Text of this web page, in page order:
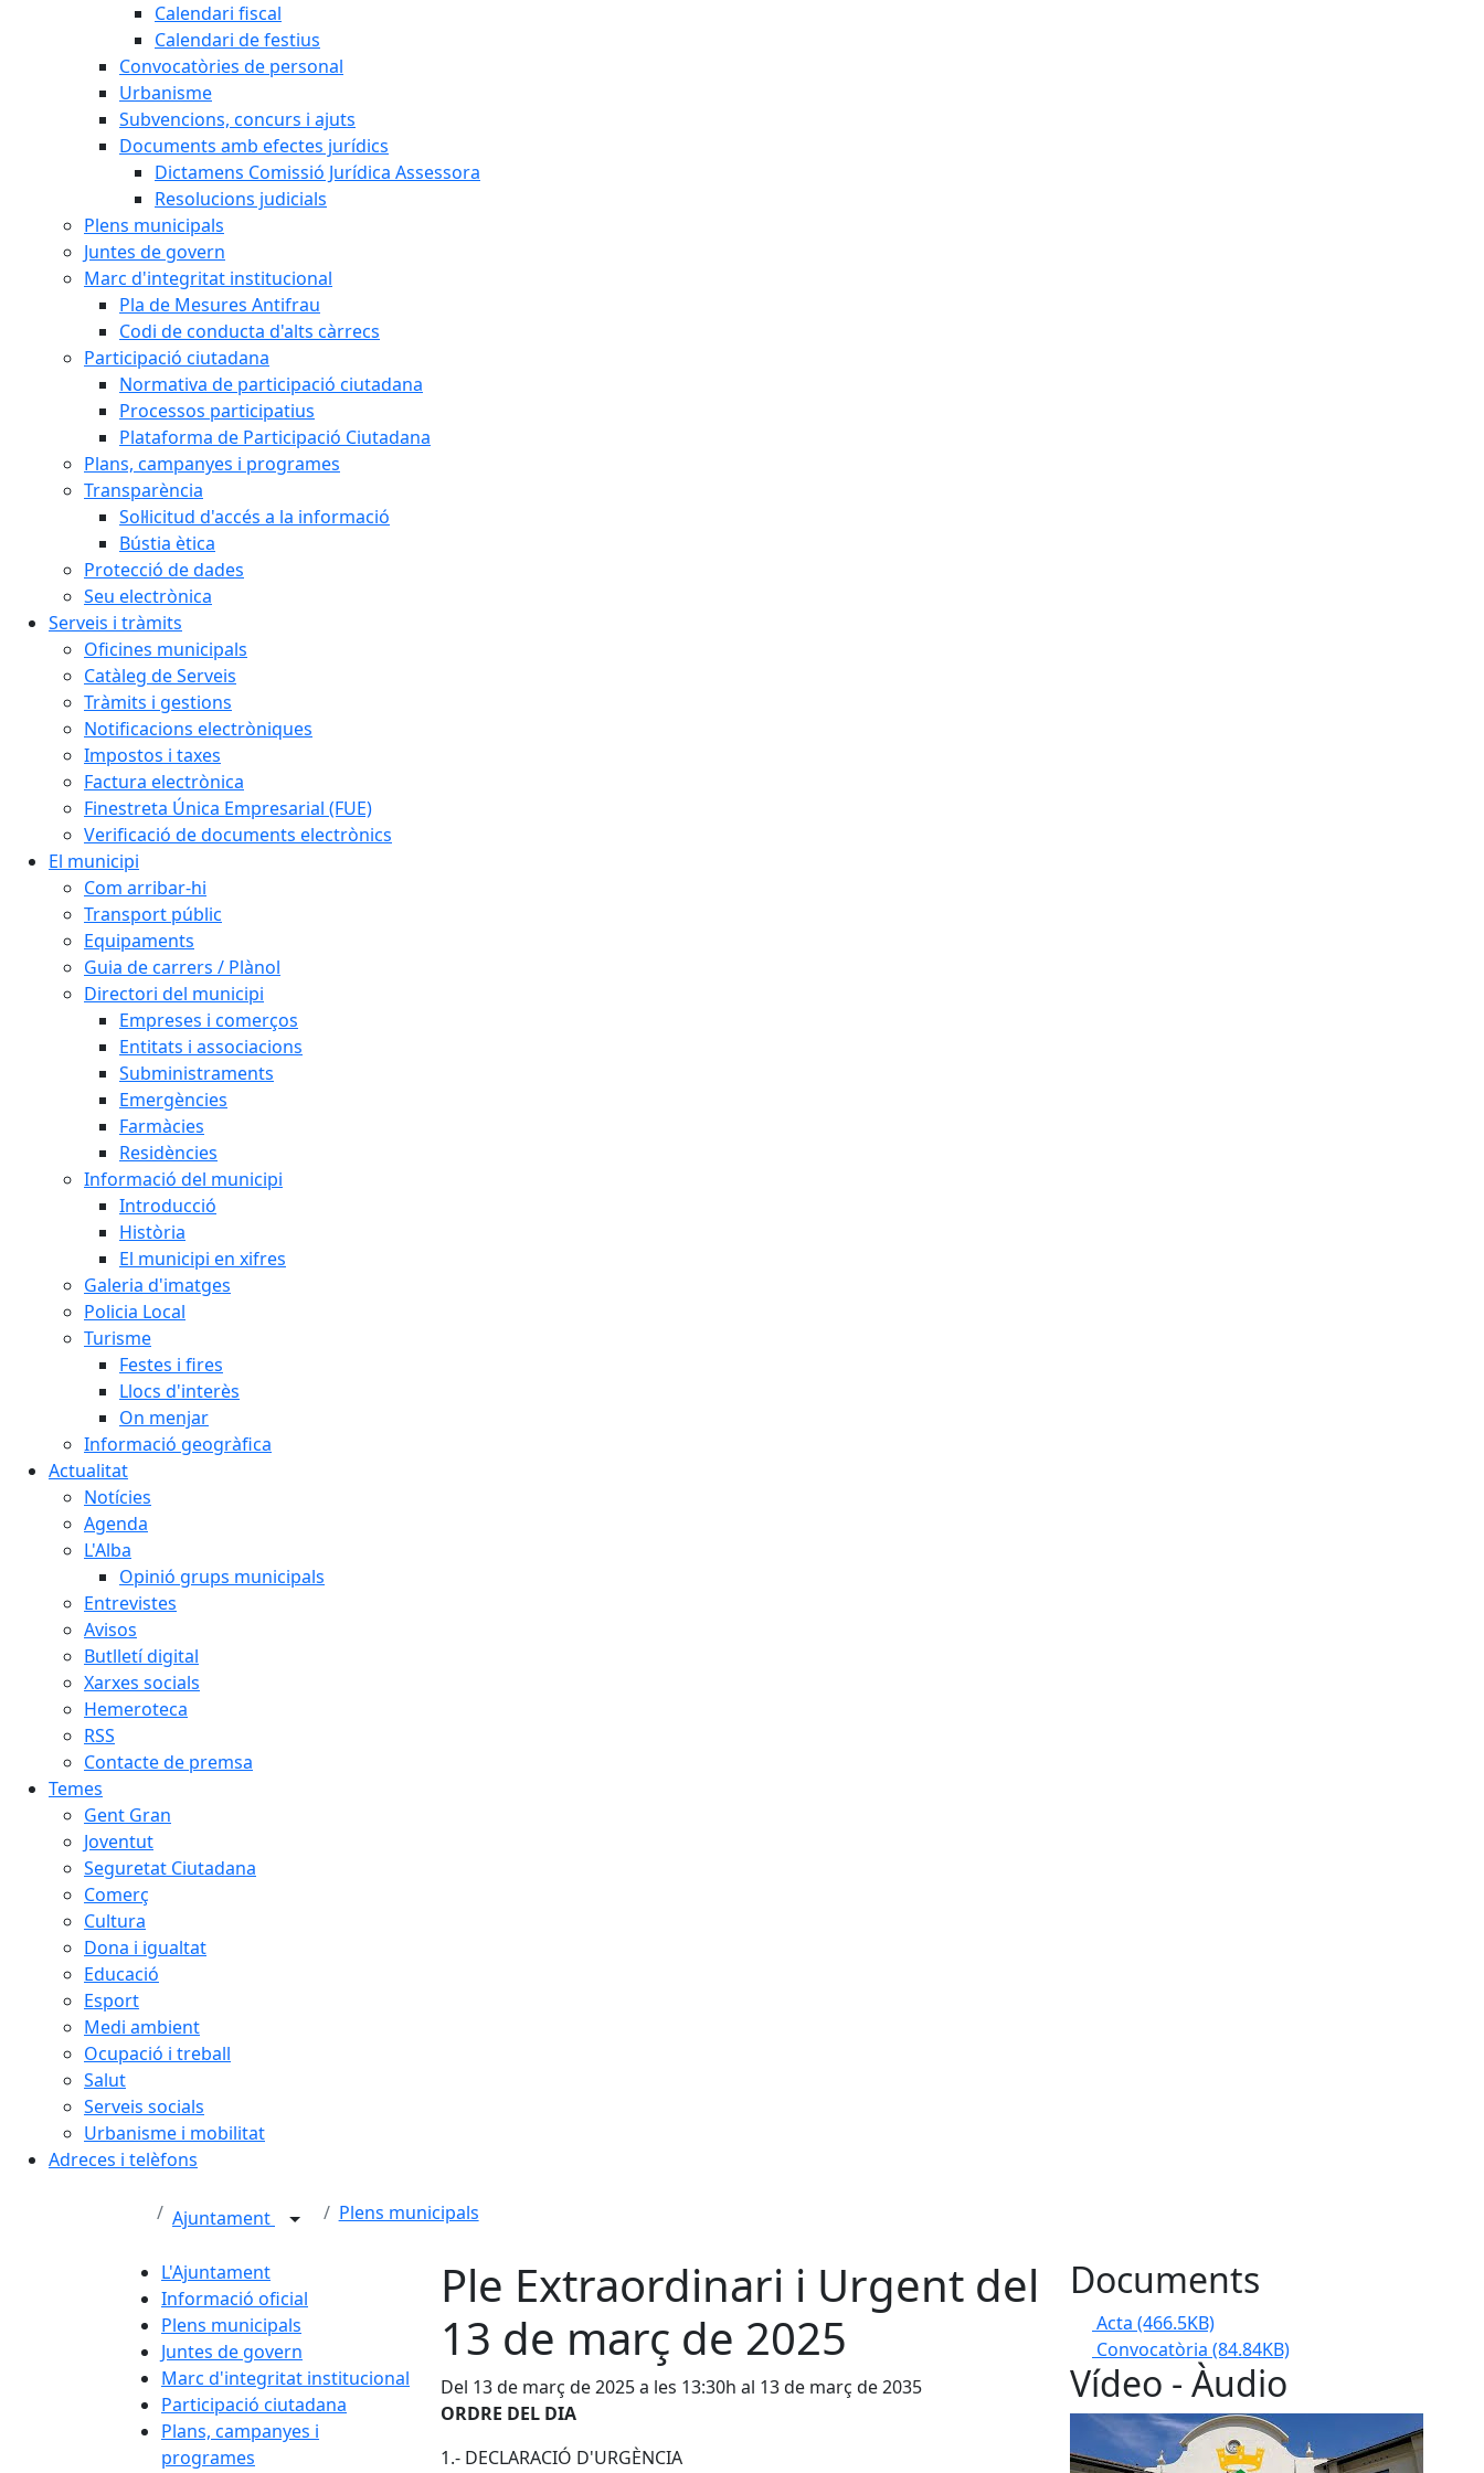
Calendari fiscal
Calendari de festius
Convocatòries de personal
Urbanisme
Subvencions, concurs i ajuts
Documents amb efectes jurídics
Dictamens Comissió Jurídica Assessora
Resolucions judicials
Plens municipals
Juntes de govern
Marc d'integritat institucional
Pla de Mesures Antifrau
Codi de conducta d'alts càrrecs
Participació ciutadana
Normativa de participació ciutadana
Processos participatius
Plataforma de Participació Ciutadana
Plans, campanyes i programes
Transparència
Sol·licitud d'accés a la informació
Bústia ètica
Protecció de dades
Seu electrònica
Serveis i tràmits
Oficines municipals
Catàleg de Serveis
Tràmits i gestions
Notificacions electròniques
Impostos i taxes
Factura electrònica
Finestreta Única Empresarial (FUE)
Verificació de documents electrònics
El municipi
Com arribar-hi
Transport públic
Equipaments
Guia de carrers / Plànol
Directori del municipi
Empreses i comerços
Entitats i associacions
Subministraments
Emergències
Farmàcies
Residències
Informació del municipi
Introducció
Història
El municipi en xifres
Galeria d'imatges
Policia Local
Turisme
Festes i fires
Llocs d'interès
On menjar
Informació geogràfica
Actualitat
Notícies
Agenda
L'Alba
Opinió grups municipals
Entrevistes
Avisos
Butlletí digital
Xarxes socials
Hemeroteca
RSS
Contacte de premsa
Temes
Gent Gran
Joventut
Seguretat Ciutadana
Comerç
Cultura
Dona i igualtat
Educació
Esport
Medi ambient
Ocupació i treball
Salut
Serveis socials
Urbanisme i mobilitat
Adreces i telèfons
Ajuntament Plens municipals
L'Ajuntament
Informació oficial
Plens municipals
Juntes de govern
Marc d'integritat institucional
Participació ciutadana
Plans, campanyes i
programes
Ple Extraordinari i Urgent del
13 de març de 2025
Del 13 de març de 2025 a les 13:30h al 13 de març de 2035
ORDRE DEL DIA
1.- DECLARACIÓ D'URGÈNCIA
Documents
Acta (466.5KB)
Convocatòria (84.84KB)
Vídeo - Àudio